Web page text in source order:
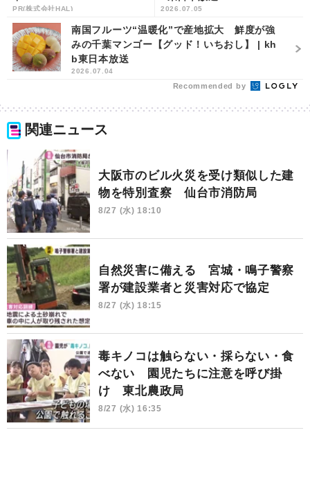
PR(株式会社HAL) 2026.07.05
南国フルーツ“温暖化”で産地拡大 鮮度が強
みの千葉マンゴー【グッド！いちおし】 | kh
b東日本放送
2026.07.04
Recommended by
関連ニュース
大阪市のビル火災を受け類似した建
物を特別査察 仙台市消防局
8/27 (水) 18:10
自然災害に備える 宮城・鳴子警察
署が建設業者と災害対応で協定
8/27 (水) 18:15
毒キノコは触らない・採らない・食
べない 園児たちに注意を呼び掛
け 東北農政局
8/27 (水) 16:35